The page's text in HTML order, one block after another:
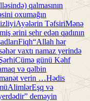
qalmasının
oxumağın
Ayələrin TəfsiriMənə
ərini sehr edən qadının
Fiqh“Allah hər
vaxtı namaz yerində
Cümə günü Kəhf
və qəlbin
verin …Hədis
AlimlərEşq və
deməyin